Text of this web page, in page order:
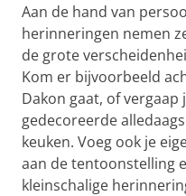
Aan de hand van
herinneringen nemen
de grote
Kom er bijvoorbeeld
Dakon gaat, of vergaap
gedecoreerde
keuken. Voeg ook je
aan de tentoonstelling
kleinschalige